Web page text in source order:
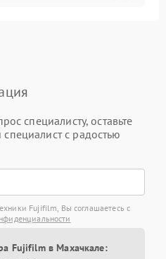
специалисту, оставьте
с радостью
Fujifilm, Вы соглашаетесь с
Fujifilm в Махачкале: